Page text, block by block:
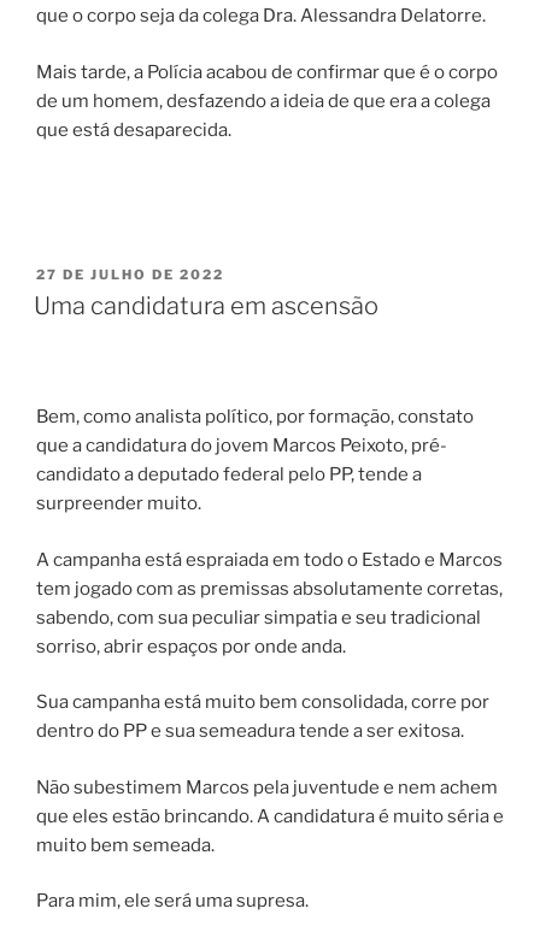
que o corpo seja da colega Dra. Alessandra Delatorre.
Mais tarde, a Polícia acabou de confirmar que é o corpo
de um homem, desfazendo a ideia de que era a colega
que está desaparecida.
PUBLICADO
EM
27 DE JULHO DE 2022
Uma candidatura em ascensão
Bem, como analista político, por formação, constato
que a candidatura do jovem Marcos Peixoto, pré-
candidato a deputado federal pelo PP, tende a
surpreender muito.
A campanha está espraiada em todo o Estado e Marcos
tem jogado com as premissas absolutamente corretas,
sabendo, com sua peculiar simpatia e seu tradicional
sorriso, abrir espaços por onde anda.
Sua campanha está muito bem consolidada, corre por
dentro do PP e sua semeadura tende a ser exitosa.
Não subestimem Marcos pela juventude e nem achem
que eles estão brincando. A candidatura é muito séria e
muito bem semeada.
Para mim, ele será uma supresa.